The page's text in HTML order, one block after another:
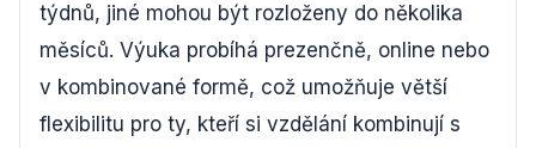
týdnů, jiné mohou být rozloženy do několika
měsíců. Výuka probíhá prezenčně, online nebo
v kombinované formě, což umožňuje větší
flexibilitu pro ty, kteří si vzdělání kombinují s